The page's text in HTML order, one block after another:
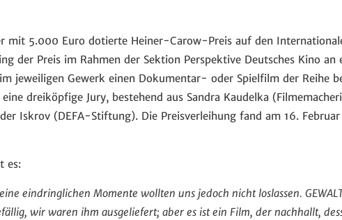
mit 5.000 Euro dotierte Heiner-Carow-Preis auf den
der Preis im Rahmen der Sektion Perspektive Deutsches Kino an
jeweiligen Gewerk einen Dokumentar- oder Spielfilm der Reihe
dreiköpfige Jury, bestehend aus Sandra Kaudelka
Iskrov (DEFA-Stiftung). Die Preisverleihung fand am 16.
es:
eindringlichen Momente wollten uns jedoch nicht loslassen.
wir waren ihm ausgeliefert; aber es ist ein Film, der nachhallt,